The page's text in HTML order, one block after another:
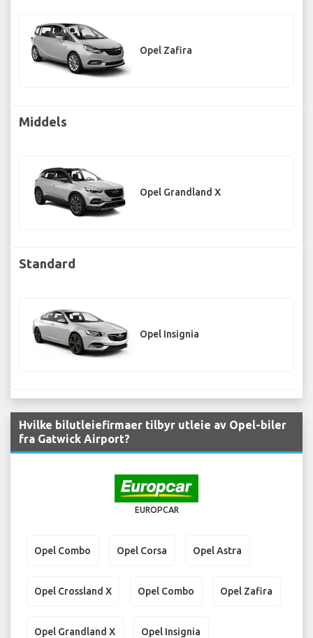
Opel Zafira
Middels
Opel Grandland X
Standard
Opel Insignia
Hvilke bilutleiefirmaer tilbyr utleie av Opel-biler
fra Gatwick Airport?
EUROPCAR
Opel Combo Opel Corsa Opel Astra
Opel Crossland X Opel Combo Opel Zafira
Opel Grandland X Opel Insignia